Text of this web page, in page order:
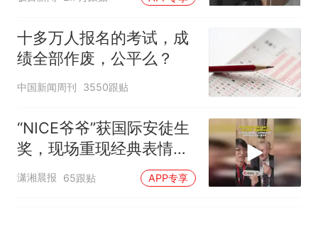
十多万人报名的考试，成
绩全部作废，公平么？
中国新闻周刊 3550跟贴
“NICE爷爷”获国际安徒生
奖，现场重现经典表情
包，向中国粉丝问好
潇湘晨报 65跟贴 APP专享